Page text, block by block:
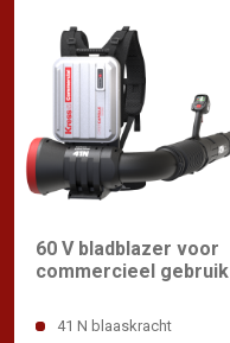
60 V bladblazer voor
commercieel gebruik
41 N blaaskracht